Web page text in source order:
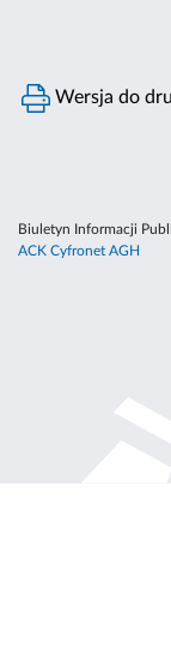
Wersja do
Biuletyn Informacji
ACK Cyfronet AGH